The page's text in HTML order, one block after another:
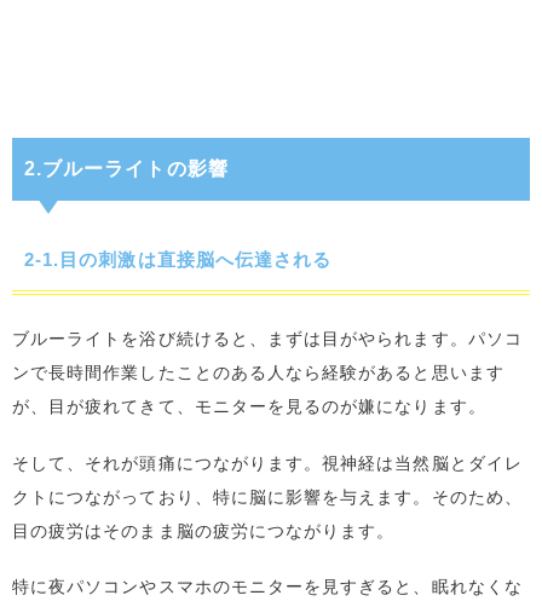
2.ブルーライトの影響
2-1.目の刺激は直接脳へ伝達される
ブルーライトを浴び続けると、まずは目がやられます。パソコ
ンで長時間作業したことのある人なら経験があると思います
が、目が疲れてきて、モニターを見るのが嫌になります。
そして、それが頭痛につながります。視神経は当然脳とダイレ
クトにつながっており、特に脳に影響を与えます。そのため、
目の疲労はそのまま脳の疲労につながります。
特に夜パソコンやスマホのモニターを見すぎると、眠れなくな